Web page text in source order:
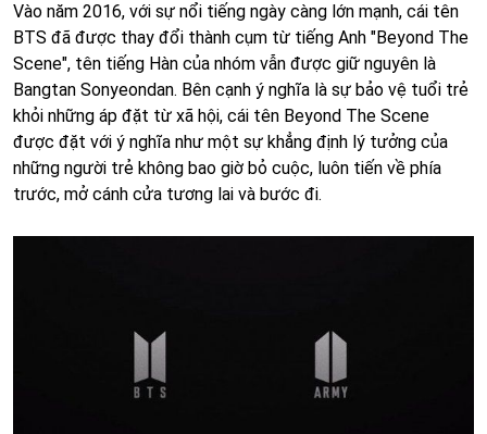
Vào năm 2016, với sự nổi tiếng ngày càng lớn mạnh, cái tên
BTS đã được thay đổi thành cụm từ tiếng Anh "Beyond The
Scene", tên tiếng Hàn của nhóm vẫn được giữ nguyên là
Bangtan Sonyeondan. Bên cạnh ý nghĩa là sự bảo vệ tuổi trẻ
khỏi những áp đặt từ xã hội, cái tên Beyond The Scene
được đặt với ý nghĩa như một sự khẳng định lý tưởng của
những người trẻ không bao giờ bỏ cuộc, luôn tiến về phía
trước, mở cánh cửa tương lai và bước đi.